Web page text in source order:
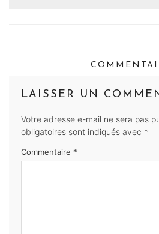
LAISSER UN
Votre adresse e-mail ne sera pas
obligatoires sont indiqués avec *
Commentaire *